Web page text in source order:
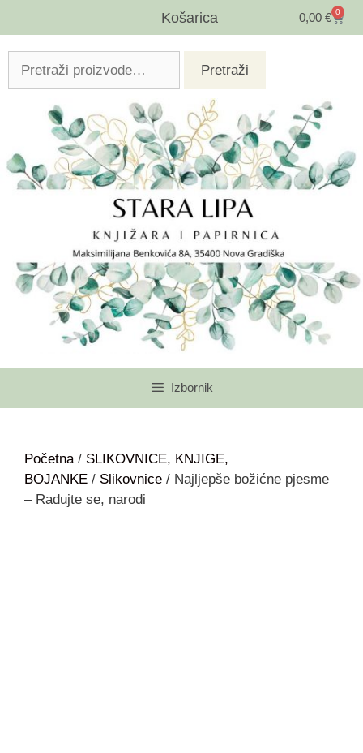
Košarica 0,00 € 0
Pretraži
Izbornik
Početna/ SLIKOVNICE, KNJIGE,
BOJANKE / Slikovnice / Najljepše božićne pjesme
– Radujte se, narodi